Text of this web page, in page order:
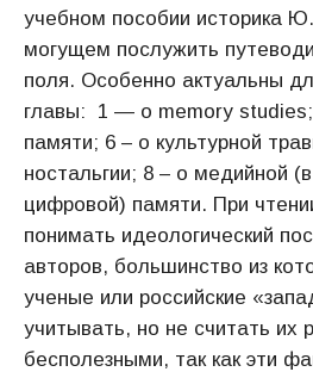
учебном пособии историка
могущем послужить
поля. Особенно актуальны
главы: 1 — о memory studies;
памяти; 6 – о культурной
ностальгии; 8 – о медийной
цифровой) памяти. При
понимать идеологический
авторов, большинство из
ученые или российские
учитывать, но не считать их
бесполезными, так как эти